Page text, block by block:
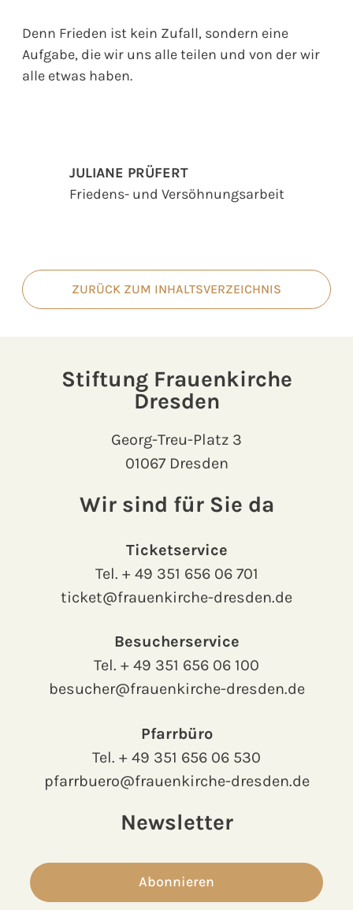
Denn Frieden ist kein Zufall, sondern eine
Aufgabe, die wir uns alle teilen und von der wir
alle etwas haben.
JULIANE PRÜFERT
Friedens- und Versöhnungsarbeit
ZURÜCK ZUM INHALTSVERZEICHNIS
Stiftung Frauenkirche
Dresden
Georg-Treu-Platz 3
01067 Dresden
Wir sind für Sie da
Ticketservice
Tel. + 49 351 656 06 701
ticket@frauenkirche-dresden.de
Besucherservice
Tel. + 49 351 656 06 100
besucher@frauenkirche-dresden.de
Pfarrbüro
Tel. + 49 351 656 06 530
pfarrbuero@frauenkirche-dresden.de
Newsletter
Abonnieren